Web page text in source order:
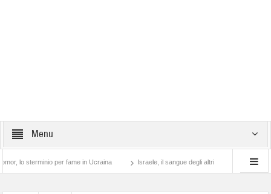
Menu
per fame in Ucraina Israele, il sangue degli altri Lotta di classe… tra